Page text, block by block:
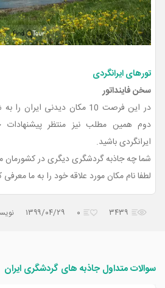
تورهای ایرانگردی
سخن فاینداتور
در این فرصت 10 مکان دیدنی
دوم همین مطلب نیز منتظر پیشنهادات
ایرانگردی باشید.
شما چه جاذبه گردشگری دیگری در کشورمان
لطفا نام مکان مورد علاقه خود را به ما معرفی
۳۴۳۹ ۰ ۱۳۹۹/۰۴/۲۹
سوالات متداول جاذبه های گردشگری ایران